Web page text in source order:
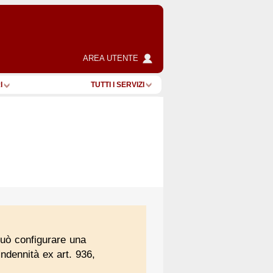
AREA UTENTE
TUTTI I SERVIZI
configurare una
ex art. 936,